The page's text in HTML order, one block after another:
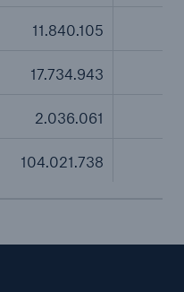
11.840.105
17.734.943
2.036.061
104.021.738